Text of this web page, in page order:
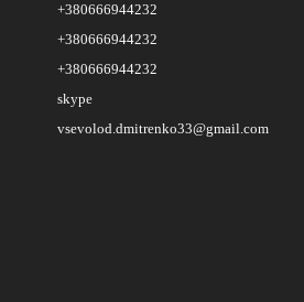
+380666944232
+380666944232
+380666944232
skype
vsevolod.dmitrenko33@gmail.com